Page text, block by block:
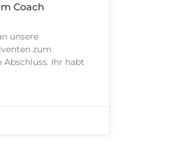
Coach
unsere
zum
Abschluss. Ihr habt